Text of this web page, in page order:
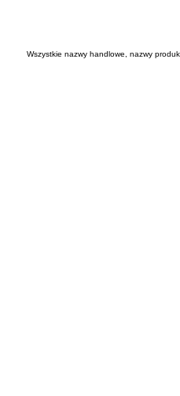
Wszystkie nazwy handlowe, nazwy